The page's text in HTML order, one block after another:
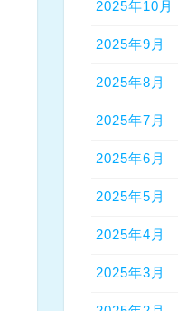
2025年10月
2025年9月
2025年8月
2025年7月
2025年6月
2025年5月
2025年4月
2025年3月